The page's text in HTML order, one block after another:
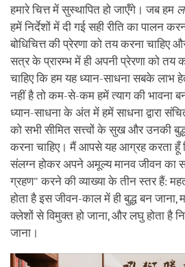
हमारे चित्त में सुस्थापित हो जाएँगे। जब हम
हमें निर्देशों में दी गई सही रीति का पालन
बोधिचित्त की प्रेरणा को तय करना
सत्र के प्रारम्भ में ही अपनी प्रेरणा को तय
चाहिए कि हम यह ध्यान-साधना सबके लाभ
नहीं है तो कम-से-कम हमें त्याग की भावना
ध्यान-साधना के अंत में हमें साधना द्वारा
को सभी सीमित सत्त्वों के सुख और उनकी
करना चाहिए। मैं आपसे यह आग्रह करता हूँ
संलग्न होकर अपने अमूल्य मानव जीवन का
ग्रहण" करने की व्याख्या के तीन स्तर हैं:
होता है इस जीवन-काल में ही बुद्ध बन जाना,
क्लेशों से विमुक्त हो जाना, और लघु होता है
जाना।